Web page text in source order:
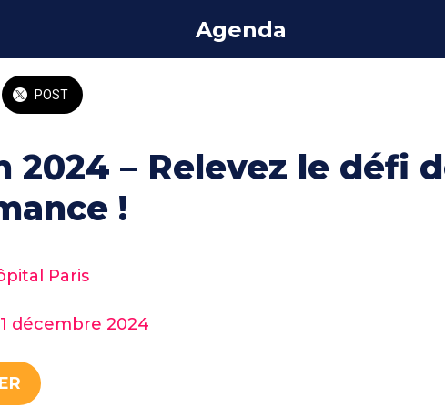
Agenda
POST
2024 – Relevez le défi
!
Paris
décembre 2024